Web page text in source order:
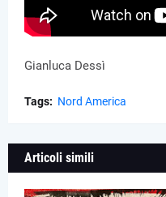
Gianluca Dessì
Tags: Nord America
Articoli simili